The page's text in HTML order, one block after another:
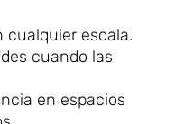
cualquier escala.
cuando las
en espacios